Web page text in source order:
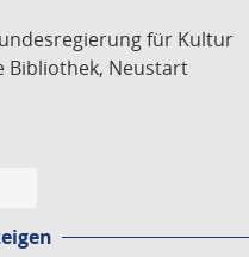
für Kultur
Bibliothek, Neustart